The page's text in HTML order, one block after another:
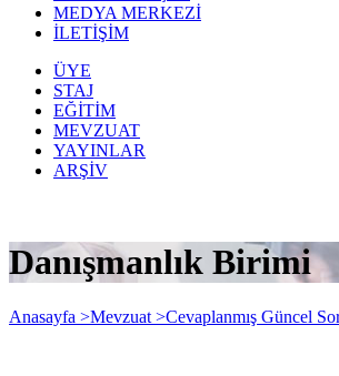
MEDYA MERKEZİ
İLETİŞİM
ÜYE
STAJ
EĞİTİM
MEVZUAT
YAYINLAR
ARŞİV
Danışmanlık Birimi
Anasayfa >Mevzuat >Cevaplanmış Güncel